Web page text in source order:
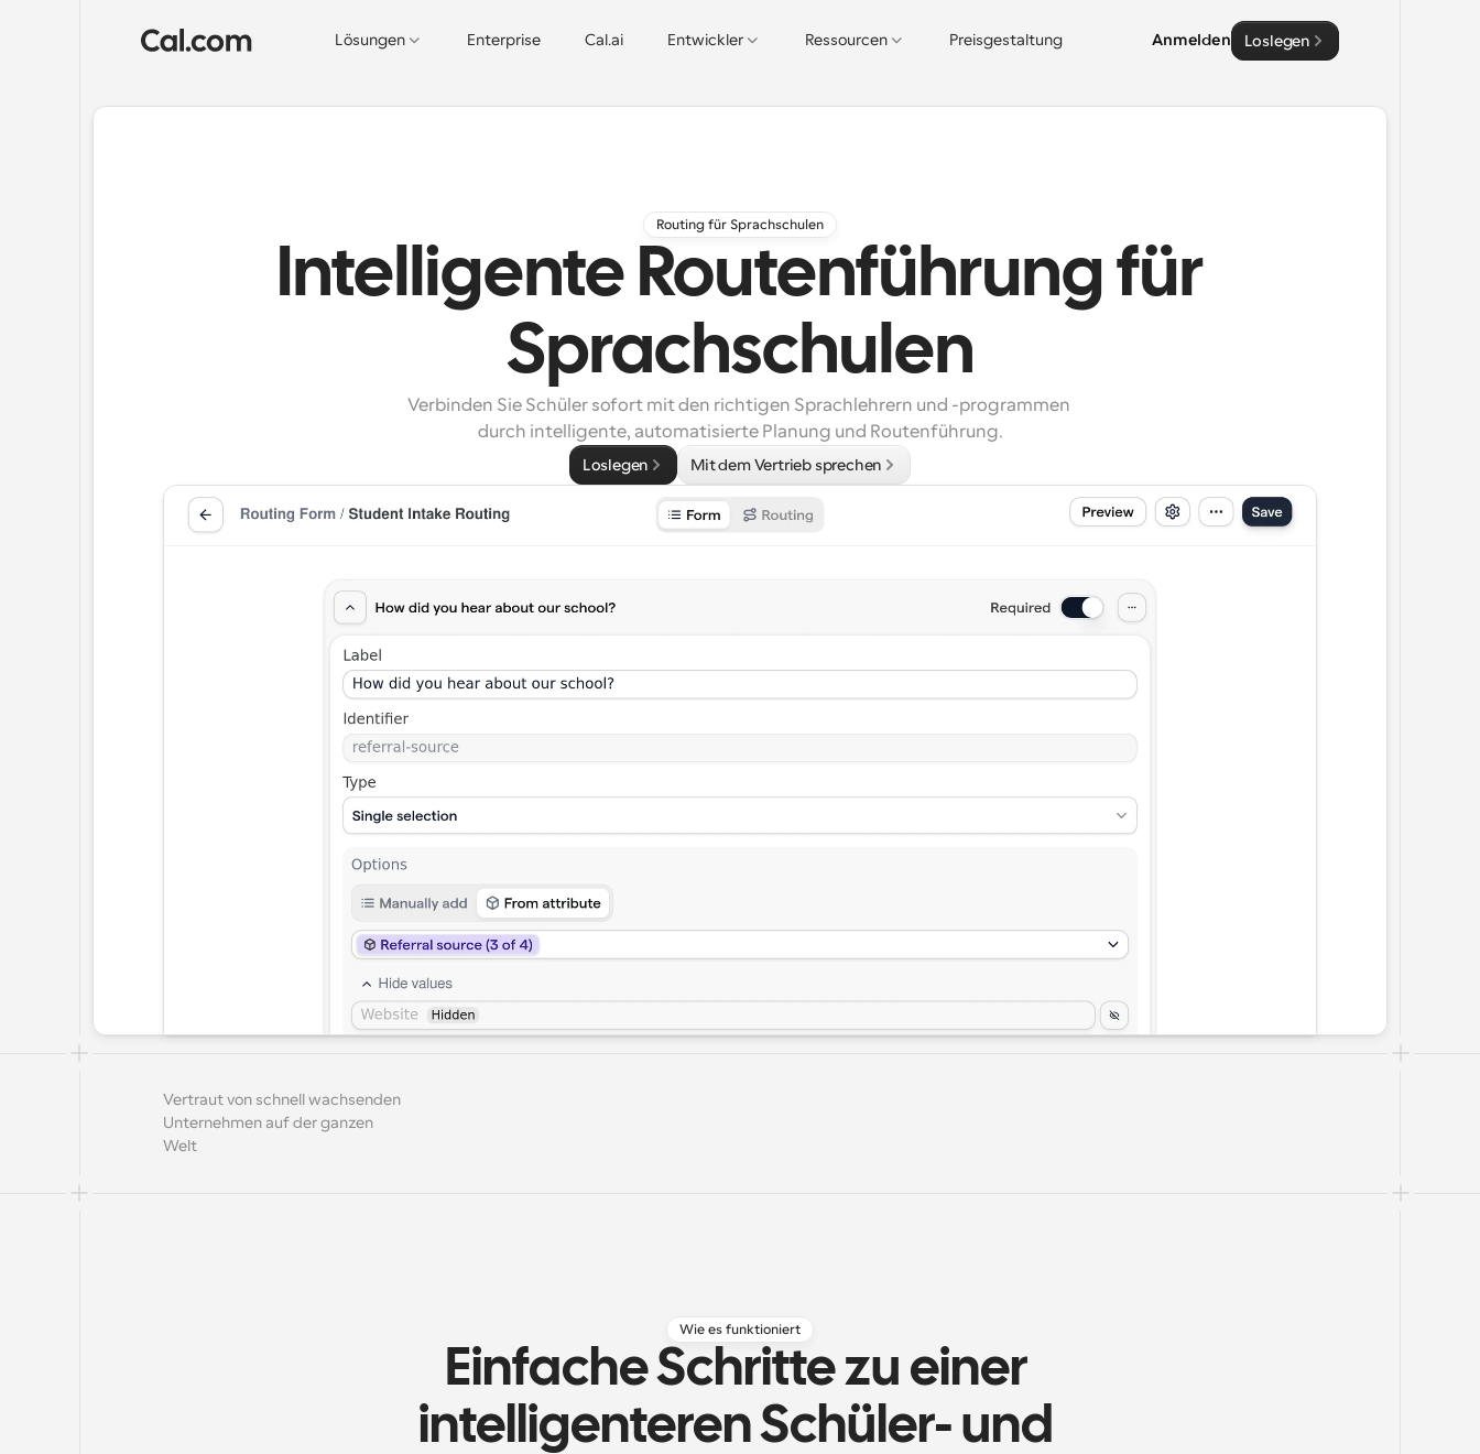
Lösungen Enterprise Cal.ai Entwickler Ressourcen Preisgestaltung Anmelden Loslegen
Routing für Sprachschulen
Intelligente Routenführung für
Sprachschulen
Verbinden Sie Schüler sofort mit den richtigen Sprachlehrern und -programmen
durch intelligente, automatisierte Planung und Routenführung.
Loslegen Mit dem Vertrieb sprechen
Vertraut von schnell wachsenden
Unternehmen auf der ganzen
Welt
Wie es funktioniert
Einfache Schritte zu einer
intelligenteren Schüler- und